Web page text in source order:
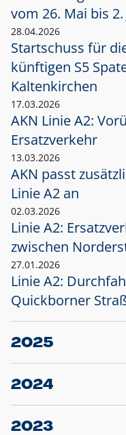
vom 26. Mai bis 2.
28.04.2026
Startschuss für
künftigen S5
Kaltenkirchen
17.03.2026
AKN Linie A2:
Ersatzverkehr
13.03.2026
AKN passt
Linie A2 an
02.03.2026
Linie A2:
zwischen
27.01.2026
Linie A2:
Quickborner
2025
23.12.2025
Projekt S5: Start
2024
10.12.2024
Großprojekt S5:
2023